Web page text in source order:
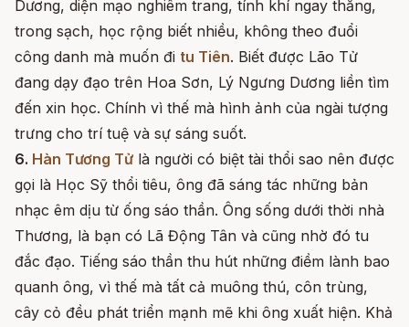
Dương, diện mạo nghiêm trang, tính khí ngay thẳng,
trong sạch, học rộng biết nhiều, không theo đuổi
công danh mà muốn đi tu Tiên. Biết được Lão Tử
đang dạy đạo trên Hoa Sơn, Lý Ngưng Dương liền tìm
đến xin học. Chính vì thế mà hình ảnh của ngài tượng
trưng cho trí tuệ và sự sáng suốt.
6. Hàn Tương Tử là người có biệt tài thổi sao nên được
gọi là Học Sỹ thổi tiêu, ông đã sáng tác những bản
nhạc êm dịu từ ống sáo thần. Ông sống dưới thời nhà
Thương, là bạn có Lã Động Tân và cũng nhờ đó tu
đắc đạo. Tiếng sáo thần thu hút những điềm lành bao
quanh ông, vì thế mà tất cả muông thú, côn trùng,
cây cỏ đều phát triển mạnh mẽ khi ông xuất hiện. Khả